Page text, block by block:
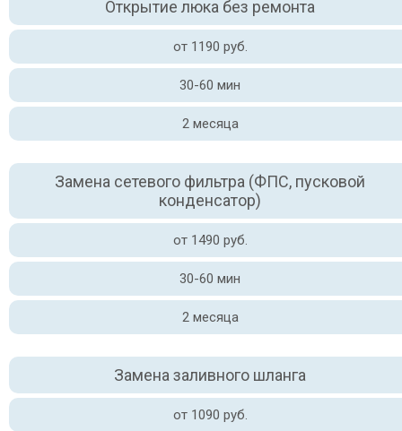
Открытие люка без ремонта
от 1190 руб.
30-60 мин
2 месяца
Замена сетевого фильтра (ФПС, пусковой
конденсатор)
от 1490 руб.
30-60 мин
2 месяца
Замена заливного шланга
от 1090 руб.